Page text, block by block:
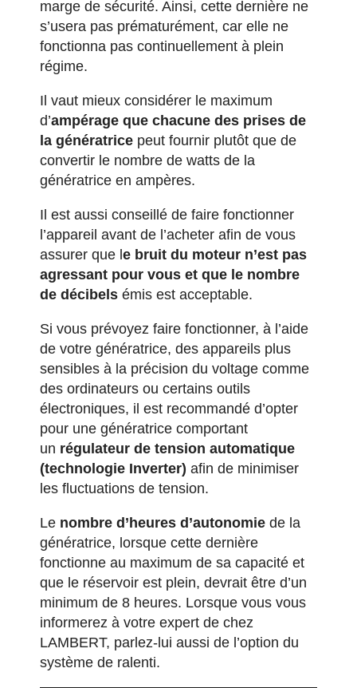
marge de sécurité. Ainsi, cette dernière ne
s’usera pas prématurément, car elle ne
fonctionna pas continuellement à plein
régime.
Il vaut mieux considérer le maximum
d’ampérage que chacune des prises de
la génératrice peut fournir plutôt que de
convertir le nombre de watts de la
génératrice en ampères.
Il est aussi conseillé de faire fonctionner
l’appareil avant de l’acheter afin de vous
assurer que l e bruit du moteur n’est pas
agressant pour vous et que le nombre
de décibels émis est acceptable.
Si vous prévoyez faire fonctionner, à l’aide
de votre génératrice, des appareils plus
sensibles à la précision du voltage comme
des ordinateurs ou certains outils
électroniques, il est recommandé d’opter
pour une génératrice comportant
un régulateur de tension automatique
(technologie Inverter) afin de minimiser
les fluctuations de tension.
Le nombre d’heures d’autonomie de la
génératrice, lorsque cette dernière
fonctionne au maximum de sa capacité et
que le réservoir est plein, devrait être d’un
minimum de 8 heures. Lorsque vous vous
informerez à votre expert de chez
LAMBERT, parlez-lui aussi de l’option du
système de ralenti.